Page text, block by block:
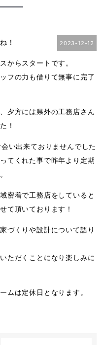
2023-12-12
！
からスタートです。
フの力も借りて無事に完了
夕方には県外の工務店さん
！
い出来ておりませんでした
てくれた事で昨年より定期
密着で工務店をしていると
て頂いております！
づくりや設計について語り
ただくことになり楽しみに
ムは定休日となります。